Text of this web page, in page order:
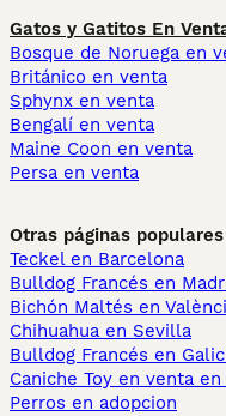
Gatos y Gatitos En
Bosque de Noruega en
Británico en venta
Sphynx en venta
Bengalí en venta
Maine Coon en venta
Persa en venta
Otras páginas populares
Teckel en Barcelona
Bulldog Francés en
Bichón Maltés en
Chihuahua en Sevilla
Bulldog Francés en
Caniche Toy en venta
Perros en adopcion